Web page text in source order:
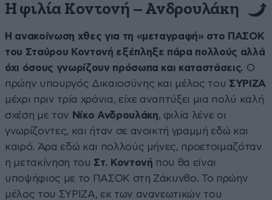
Η φιλία Κοντονή – Ανδρουλάκη
Η ανακοίνωση χθες για τη «μεταγραφή» στο ΠΑΣΟΚ
του Σταύρου Κοντονή εξέπληξε πάρα πολλούς αλλά
όχι όσους γνωρίζουν πρόσωπα και καταστάσεις. Ο
πρώην υπουργός Δικαιοσύνης και μέλος του ΣΥΡΙΖΑ
μέχρι πριν τρία χρόνια, είχε αναπτύξει μια πολύ καλή
σχέση με τον Νίκο Ανδρουλάκη, φιλία λένε οι
γνωρίζοντες, και ήταν σε ανοικτή γραμμή εδώ και
καιρό. Άρα εδώ και πολλούς μήνες, προετοιμαζόταν
η μετακίνηση του Στ. Κοντονή που θα είναι
υποψήφιος με το ΠΑΣΟΚ στη Ζάκυνθο. Το πρώην
μέλος του ΣΥΡΙΖΑ, εκ των ανανεωτικών του